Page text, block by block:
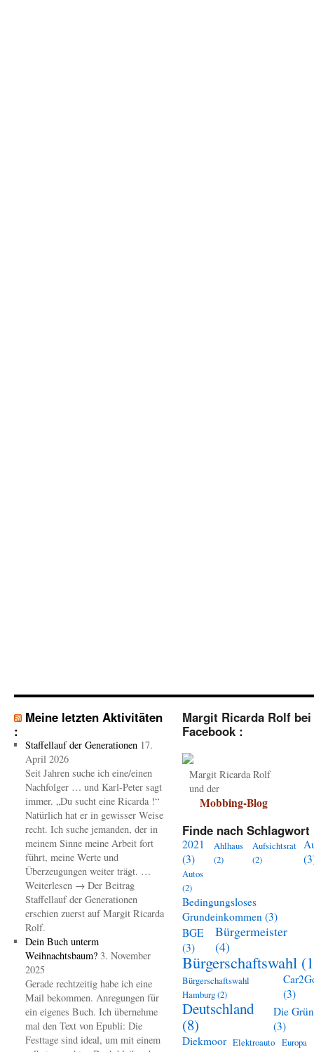
Meine letzten Aktivitäten
:
Staffellauf der Generationen 17.
April 2026
Seit Jahren suche ich eine/einen
Nachfolger … und Karl-Peter sagt
immer. „Du sucht eine Ricarda !“
Natürlich hat er in gewisser Weise
recht. Ich suche jemanden, der in
meinem Sinne meine Arbeit fort
führt, meine Werte und
Überzeugungen weiter trägt. …
Weiterlesen → Der Beitrag
Staffellauf der Generationen
erschien zuerst auf Margit Ricarda
Rolf.
Dein Buch unterm
Weihnachtsbaum? 3. November
2025
Gerade rechtzeitig habe ich eine
Mail bekommen. Anregungen für
ein eigenes Buch. Ich übernehme
mal den Text von Epubli: Die
Festtage sind ideal, um mit einem
Margit Ricarda Rolf bei
Facebook :
Margit Ricarda Rolf
und der
Mobbing-Blog
Finde nach Schlagwort
2021
(3)
Ahlhaus
(2)
Aufsichtsrat
(2)
Autos
(2)
Bedingungsloses
Grundeinkommen (3)
BGE
(3)
Bürgermeister
(4)
Bürgerschaftswahl
Bürgerschaftswahl
Hamburg(2)
(3)
Deutschland
(8)
Die
(3)
Diekmoor Elektroauto Europa